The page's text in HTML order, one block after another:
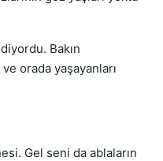
Bakın
orada yaşayanları
Gel seni da ablaların